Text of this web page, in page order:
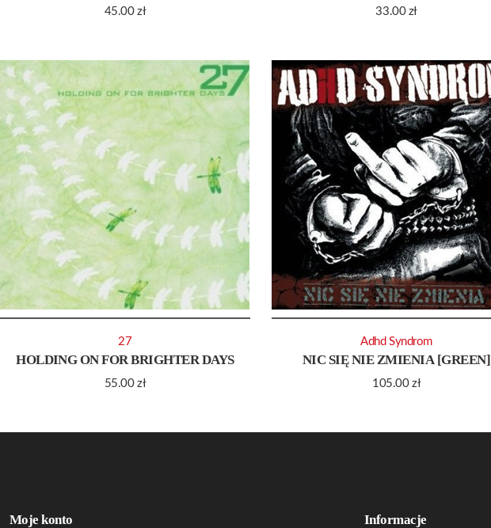
45.00zł 33.00 zł
HOLDING ON FOR BRIGHTER DAYS
55.00zł
27
NIC SIĘ NIE ZMIENIA [GREEN]
105.00 zł
Adhd Syndrom
Moje konto Informacje